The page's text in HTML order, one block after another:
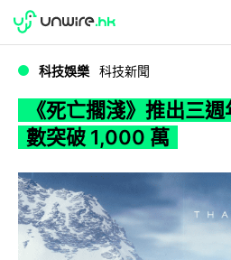
WWDC 2026
科技娛樂 科技新聞
《死亡擱淺》推出三
數突破 1,000 萬